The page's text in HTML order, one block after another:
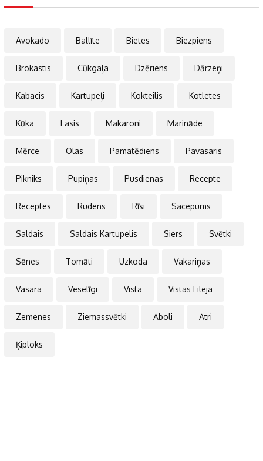
Avokado Ballīte Bietes Biezpiens
Brokastis Cūkgaļa Dzēriens Dārzeņi
Kabacis Kartupeļi Kokteilis Kotletes
Kūka Lasis Makaroni Marināde
Mērce Olas Pamatēdiens Pavasaris
Pikniks Pupiņas Pusdienas Recepte
Receptes Rudens Rīsi Sacepums
Saldais Saldais Kartupelis Siers Svētki
Sēnes Tomāti Uzkoda Vakariņas
Vasara Veselīgi Vista Vistas Fileja
Zemenes Ziemassvētki Āboli Ātri
Ķiploks